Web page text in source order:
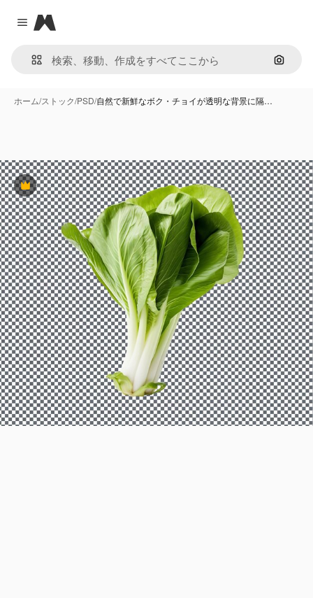
Close menu
Magnific
画像で
ホーム/ストック/PSD/自然で新鮮なボク・チョイが透明な背景に隔…
Premium